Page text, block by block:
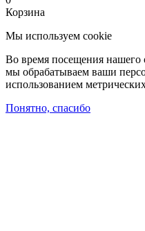
Корзина
Мы используем cookie
Во время посещения нашего
мы обрабатываем ваши
использованием
Понятно, спасибо